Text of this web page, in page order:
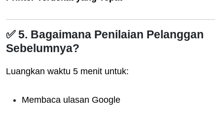
✅ 5. Bagaimana Penilaian Pelanggan
Sebelumnya?
Luangkan waktu 5 menit untuk:
Membaca ulasan Google